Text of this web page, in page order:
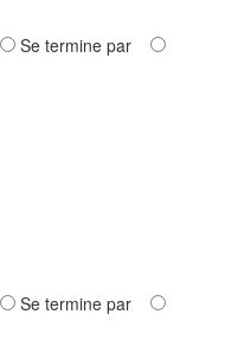
Se termine par
Se termine par